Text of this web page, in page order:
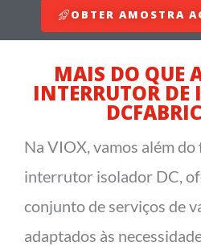
OBTER AMOSTRA
MAIS DO QUE
INTERRUTOR
Na VIOX, vamos além
interrutor isolador DC,
conjunto de serviços de
adaptados às